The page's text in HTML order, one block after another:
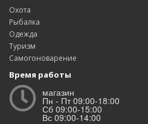
Охота
Рыбалка
Одежда
Туризм
Самогоноварение
Время работы
магазин
Пн - Пт 09:00-18:00
Сб 09:00-15:00
Вс 09:00-14:00